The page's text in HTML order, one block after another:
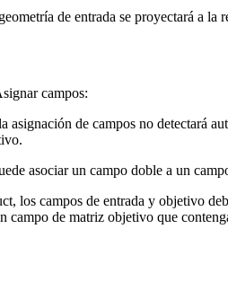
de entrada se proyectará a la
campos:
de campos no detectará
asociar un campo doble a un
los campos de entrada y objetivo
de matriz objetivo que